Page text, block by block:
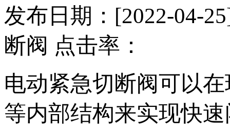
发布日期：[2022-04-
断阀 点击率：
电动紧急切断阀可以
等内部结构来实现快